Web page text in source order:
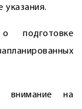
подготовке
внимание на